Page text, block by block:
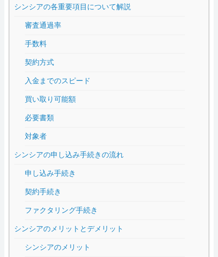
シンシアの各重要項目について解説
審査通過率
手数料
契約方式
入金までのスピード
買い取り可能額
必要書類
対象者
シンシアの申し込み手続きの流れ
申し込み手続き
契約手続き
ファクタリング手続き
シンシアのメリットとデメリット
シンシアのメリット